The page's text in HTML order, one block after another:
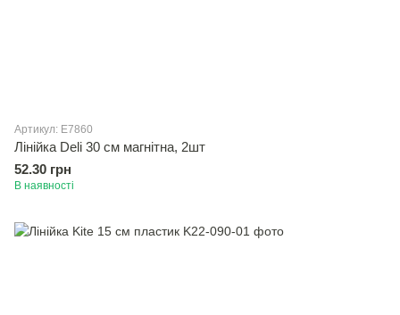
Артикул: E7860
Лінійка Deli 30 см магнiтна, 2шт
52.30 грн
В наявності